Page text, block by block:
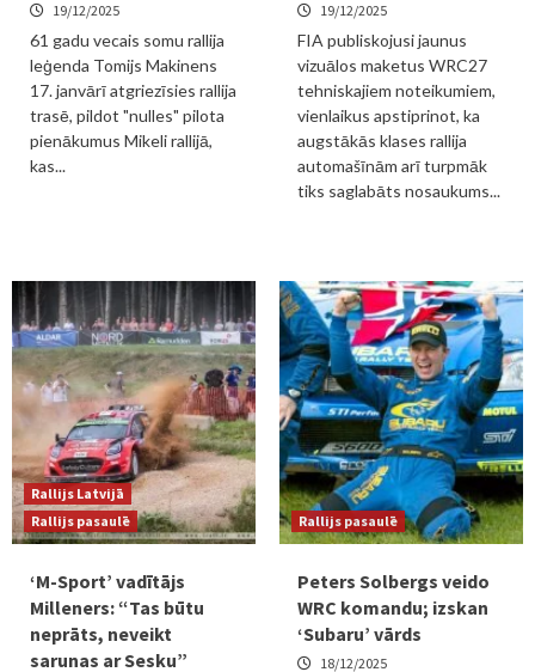
19/12/2025
61 gadu vecais somu rallija
leģenda Tomijs Makinens
17. janvārī atgriezīsies rallija
trasē, pildot "nulles" pilota
pienākumus Mikeli rallijā,
kas...
19/12/2025
FIA publiskojusi jaunus
vizuālos maketus WRC27
tehniskajiem noteikumiem,
vienlaikus apstiprinot, ka
augstākās klases rallija
automašīnām arī turpmāk
tiks saglabāts nosaukums...
Rallijs Latvijā
Rallijs pasaulē
‘M-Sport’ vadītājs
Milleners: “Tas būtu
neprāts, neveikt
sarunas ar Sesku”
Rallijs pasaulē
Peters Solbergs veido
WRC komandu; izskan
‘Subaru’ vārds
18/12/2025